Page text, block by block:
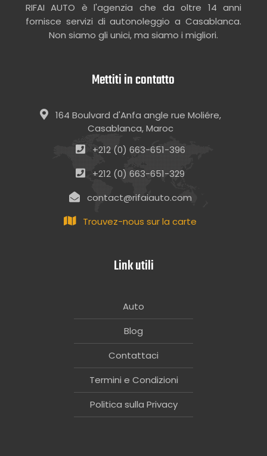
RIFAI AUTO è l'agenzia che da oltre 14 anni
fornisce servizi di autonoleggio a Casablanca.
Non siamo gli unici, ma siamo i migliori.
Mettiti in contatto
164 Boulvard d'Anfa angle rue Moliére,
Casablanca, Maroc
+212 (0) 663-651-396
+212 (0) 663-651-329
contact@rifaiauto.com
Trouvez-nous sur la carte
Link utili
Auto
Blog
Contattaci
Termini e Condizioni
Politica sulla Privacy